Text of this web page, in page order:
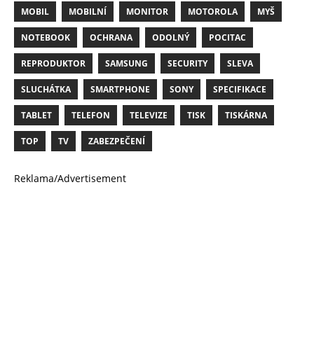
MOBIL MOBILNÍ MONITOR MOTOROLA MYŠ
NOTEBOOK OCHRANA ODOLNÝ POCITAC
REPRODUKTOR SAMSUNG SECURITY SLEVA
SLUCHÁTKA SMARTPHONE SONY SPECIFIKACE
TABLET TELEFON TELEVIZE TISK TISKÁRNA
TOP TV ZABEZPEČENÍ
Reklama/Advertisement